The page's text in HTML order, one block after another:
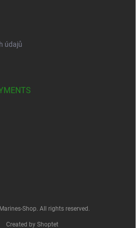
údajů
Created by Shoptet
Marines-Shop . All rights reserved.